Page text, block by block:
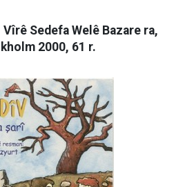
Sedefa Welê Bazare ra,
2000, 61 r.